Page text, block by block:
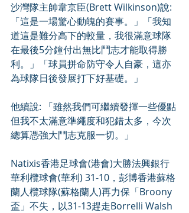
沙灣隊主帥韋京臣(Brett Wilkinson)說:
「這是一場驚心動魄的賽事。」「我知
道這是難分高下的較量，我很滿意球隊
在最後5分鐘付出無比鬥志才能取得勝
利。」「球員拼命防守令人自豪，這亦
為球隊日後發展打下好基礎。」
他續說: 「雖然我們可繼續發揮一些優點
但我不太滿意準繩度和犯錯太多，今次
總算憑強大鬥志克服一切。」
Natixis香港足球會(港會)大勝法興銀行
華利欖球會(華利) 31-10，彭博香港蘇格
蘭人欖球隊(蘇格蘭人)再力保「Broony
盃」不失，以31-13趕走Borrelli Walsh